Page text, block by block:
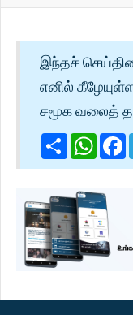
இந்தச்
எனில்
சமூக வலைத்
Share